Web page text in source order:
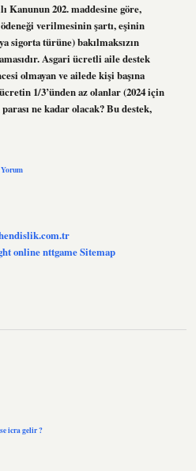
Kanunun 202. maddesine göre,
verilmesinin şartı, eşinin
sigorta türüne) bakılmaksızın
Asgari ücretli aile destek
olmayan ve ailede kişi başına
1/3’ünden az olanlar (2024 için
ne kadar olacak? Bu destek,
Yorum
onlinenttgameSitemap
icra gelir ?